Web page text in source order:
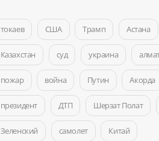
токаев США Трамп Астана
Казахстан суд украина
пожар война Путин Акорда
президент ДТП Шерзат Полат
Зеленский самолет Китай